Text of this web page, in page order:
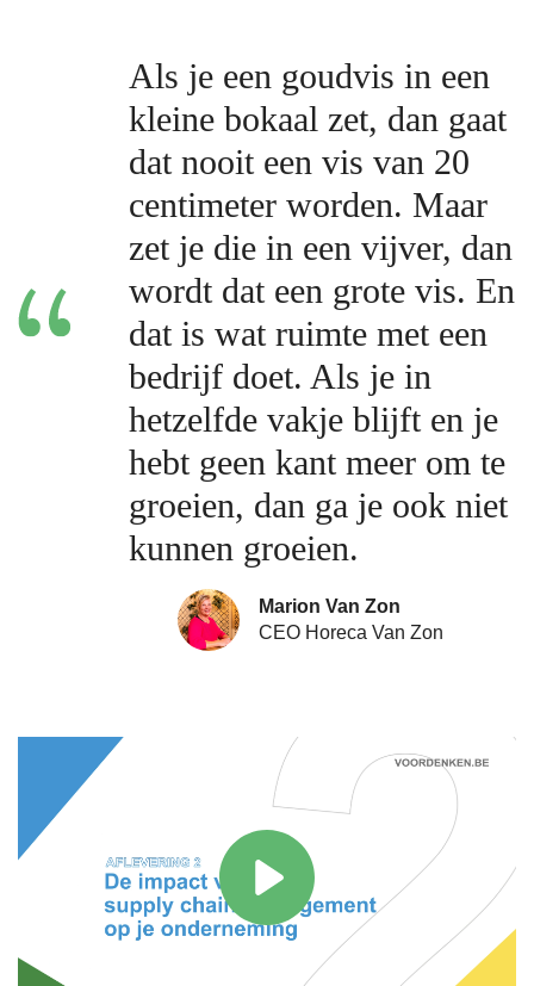
Als je een goudvis in een
kleine bokaal zet, dan gaat
dat nooit een vis van 20
centimeter worden. Maar
zet je die in een vijver, dan
wordt dat een grote vis. En
dat is wat ruimte met een
bedrijf doet. Als je in
hetzelfde vakje blijft en je
hebt geen kant meer om te
groeien, dan ga je ook niet
kunnen groeien.
Marion Van Zon
CEO Horeca Van Zon